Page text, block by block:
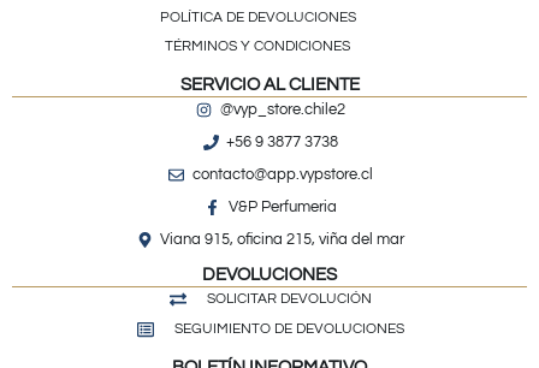
POLÍTICA DE DEVOLUCIONES
TÉRMINOS Y CONDICIONES
SERVICIO AL CLIENTE
@vyp_store.chile2
+56 9 3877 3738
contacto@app.vypstore.cl
V&P Perfumeria
Viana 915, oficina 215, viña del mar
DEVOLUCIONES
SOLICITAR DEVOLUCIÓN
SEGUIMIENTO DE DEVOLUCIONES